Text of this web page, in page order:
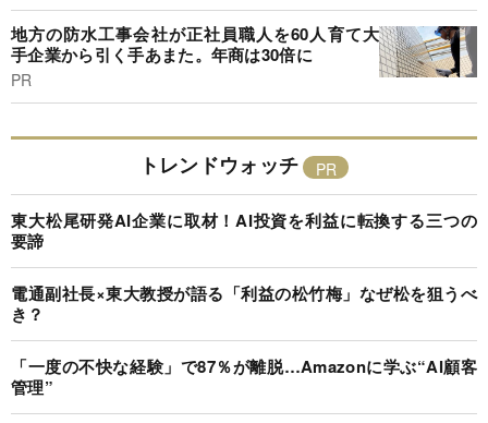
地方の防水工事会社が正社員職人を60人育て大
手企業から引く手あまた。年商は30倍に
PR
トレンドウォッチ
東大松尾研発AI企業に取材！AI投資を利益に転換する三つの
要諦
電通副社長×東大教授が語る「利益の松竹梅」なぜ松を狙うべ
き？
「一度の不快な経験」で87％が離脱…Amazonに学ぶ“AI顧客
管理”